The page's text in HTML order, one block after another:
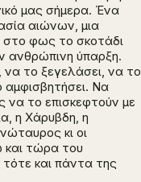
μας σήμερα. Ένα
αιώνων, μια
στο φως το σκοτάδι
ανθρώπινη ύπαρξη.
το ξεγελάσει, να το
Να
να το επισκεφτούν με
η Χάρυβδη, η
κι οι
και τώρα του
και πάντα της